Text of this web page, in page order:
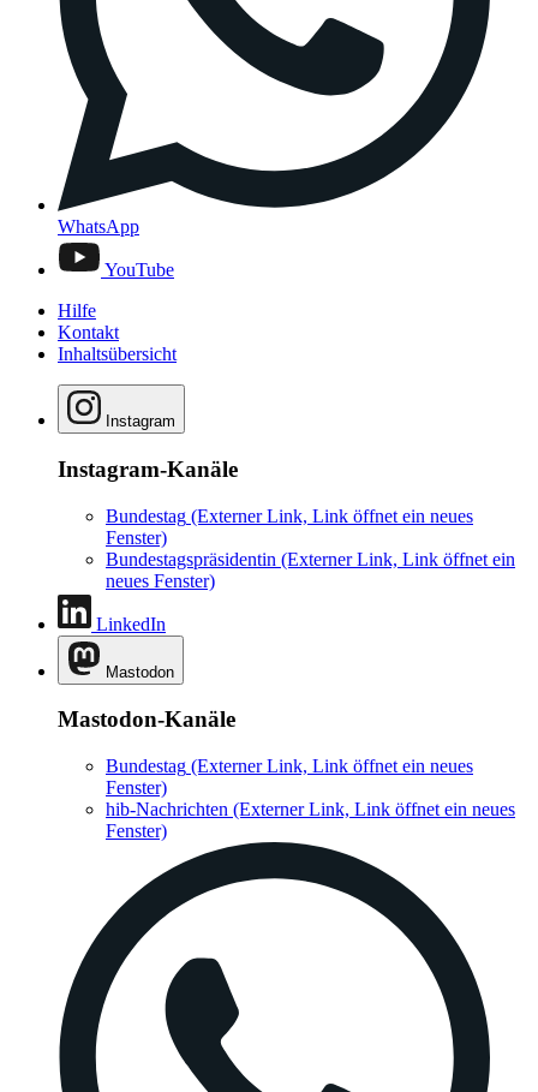
WhatsApp
YouTube
Hilfe
Kontakt
Inhaltsübersicht
Instagram
Instagram-Kanäle
Bundestag (Externer Link, Link öffnet ein neues
Fenster)
Bundestagspräsidentin (Externer Link, Link öffnet ein
neues Fenster)
LinkedIn
Mastodon
Mastodon-Kanäle
Bundestag (Externer Link, Link öffnet ein neues
Fenster)
hib-Nachrichten (Externer Link, Link öffnet ein neues
Fenster)